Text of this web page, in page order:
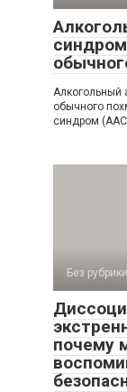
Алкогольный
обычного
синдром
Без рубрики
почему